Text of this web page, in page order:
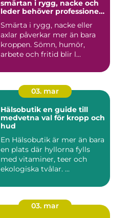
smärtan i rygg, nacke och
leder behöver professionell
Smärta i rygg, nacke eller
axlar påverkar mer än bara
kroppen. Sömn, humör,
arbete och fritid blir l...
03. mar
Hälsobutik en guide till
medvetna val för kropp och
hud
En Hälsobutik är mer än bara
en plats där hyllorna fylls
med vitaminer, teer och
ekologiska tvålar. ...
03. mar